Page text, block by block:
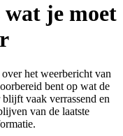
je moet
het weerbericht van
bent op wat de
vaak verrassend en
van de laatste